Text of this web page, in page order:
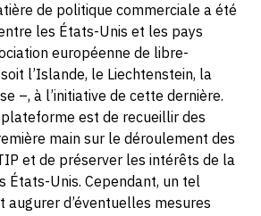
de politique commerciale a été
les États-Unis et les pays
européenne de libre-
l’Islande, le Liechtenstein, la
–, à l’initiative de cette dernière.
est de recueillir des
main sur le déroulement des
et de préserver les intérêts de la
États-Unis. Cependant, un tel
augurer d’éventuelles mesures